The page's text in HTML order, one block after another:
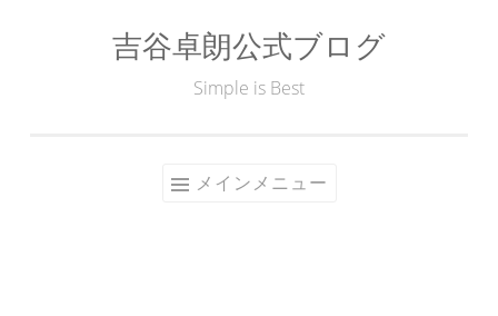
吉谷卓朗公式ブログ
Simple is Best
メインメニュー